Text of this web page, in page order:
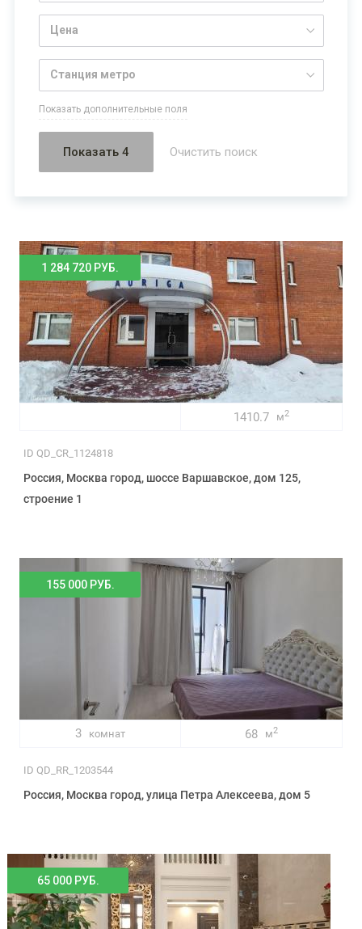
Цена
Станция метро
Показать дополнительные поля
Показать 4 Очистить поиск
1 284 720 РУБ.
1410.7 м2
ID QD_CR_1124818
Россия, Москва город, шоссе Варшавское, дом 125,
строение 1
155 000 РУБ.
3 комнат 68 м2
ID QD_RR_1203544
Россия, Москва город, улица Петра Алексеева, дом 5
65 000 РУБ.